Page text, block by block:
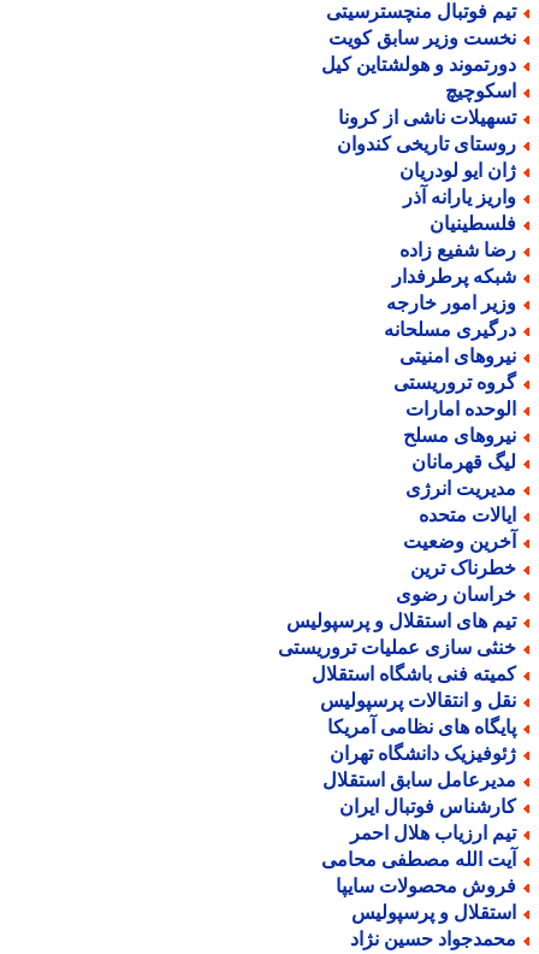
فوتبال منچسترسیتی
وزیر سابق کویت
و هولشتاین کیل
ناشی از کرونا
تاریخی کندوان
ایو لودریان
یارانه آذر
شفیع زاده
پرطرفدار
امور خارجه
مسلحانه
امنیتی
تروریستی
امارات
مسلح
قهرمانان
انرژی
متحده
وضعیت
ترین
رضوی
های استقلال و پرسپولیس
سازی عملیات تروریستی
فنی باشگاه استقلال
و انتقالات پرسپولیس
های نظامی آمریکا
دانشگاه تهران
سابق استقلال
فوتبال ایران
ارزیاب هلال احمر
الله مصطفی محامی
محصولات سایپا
و پرسپولیس
حسین نژاد